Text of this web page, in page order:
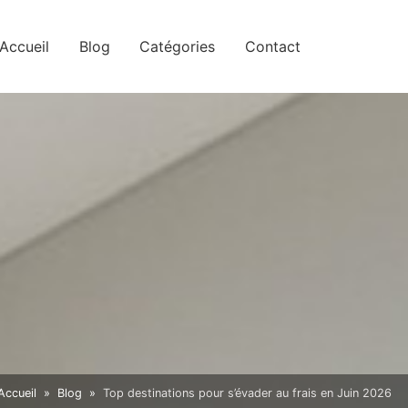
Accueil Blog Catégories Contact
Blog Top destinations pour s’évader au frais en Juin 2026